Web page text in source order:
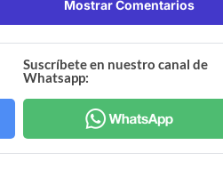
Mostrar Comentarios
Suscríbete en nuestro canal de
Whatsapp: